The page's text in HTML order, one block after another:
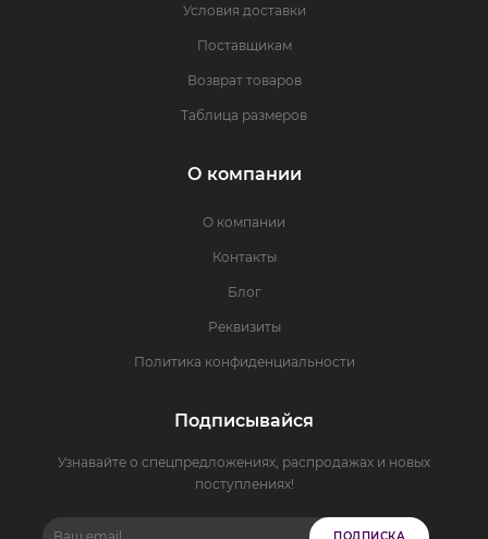
Условия доставки
Поставщикам
Возврат товаров
Таблица размеров
О компании
О компании
Контакты
Блог
Реквизиты
Политика конфиденциальности
Подписывайся
Узнавайте о спецпредложениях, распродажах и новых
поступлениях!
ПОДПИСКА